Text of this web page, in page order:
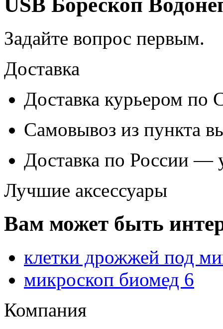
USB Борескоп
Задайте вопрос первым.
Доставка
Доставка курьером
Самовывоз из пункта
Доставка по России —
Лучшие аксессуары
Вам может быть
клетки дрожжей под
микроскоп биомед 6
Компания